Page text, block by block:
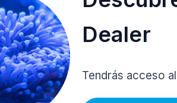
Dealer
Tendrás acceso